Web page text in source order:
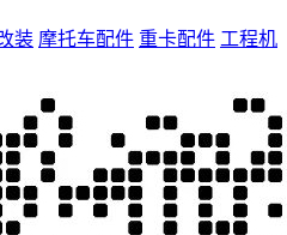
装 摩托车配件 重卡配件 工程机